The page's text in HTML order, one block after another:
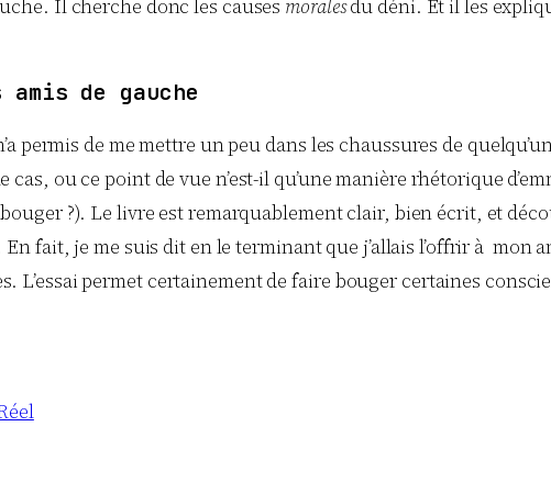
Il cherche donc les causes moralesdu déni. Et il les
de gauche
permis de me mettre un peu dans les chaussures de
ou ce point de vue n’est-il qu’une manière rhétorique
?). Le livre est remarquablement clair, bien écrit, et
fait, je me suis dit en le terminant que j’allais l’offrir à mon
L’essai permet certainement de faire bouger certaines